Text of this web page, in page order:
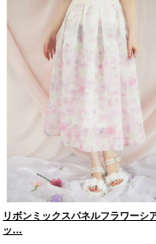
リボンミックスパネルフラワーシ
ッ…